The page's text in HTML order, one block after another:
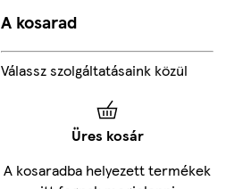
A kosarad
Válassz szolgáltatásaink közül
Üres kosár
A kosaradba helyezett termékek